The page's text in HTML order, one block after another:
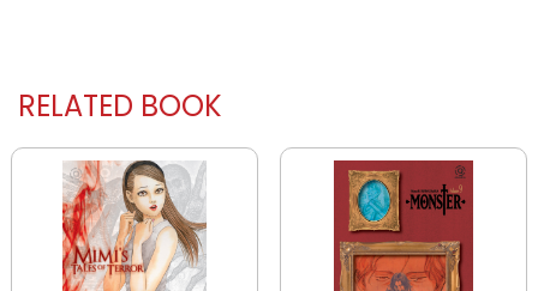
RELATED BOOK